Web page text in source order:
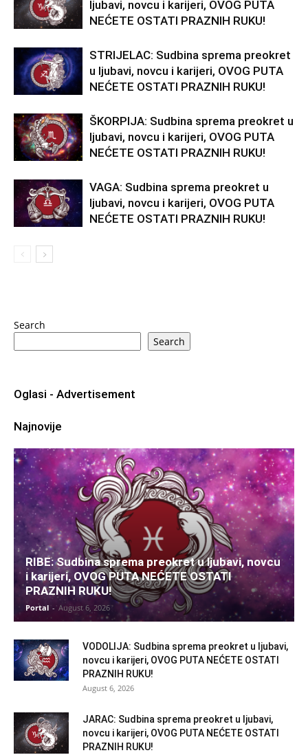
ljubavi, novcu i karijeri, OVOG PUTA
NEĆETE OSTATI PRAZNIH RUKU!
STRIJELAC: Sudbina sprema preokret
u ljubavi, novcu i karijeri, OVOG PUTA
NEĆETE OSTATI PRAZNIH RUKU!
ŠKORPIJA: Sudbina sprema preokret u
ljubavi, novcu i karijeri, OVOG PUTA
NEĆETE OSTATI PRAZNIH RUKU!
VAGA: Sudbina sprema preokret u
ljubavi, novcu i karijeri, OVOG PUTA
NEĆETE OSTATI PRAZNIH RUKU!
Search
Search
Oglasi - Advertisement
Najnovije
RIBE: Sudbina sprema preokret u ljubavi, novcu
i karijeri, OVOG PUTA NEĆETE OSTATI
PRAZNIH RUKU!
Portal - August 6, 2026
VODOLIJA: Sudbina sprema preokret u ljubavi,
novcu i karijeri, OVOG PUTA NEĆETE OSTATI
PRAZNIH RUKU!
August 6, 2026
JARAC: Sudbina sprema preokret u ljubavi,
novcu i karijeri, OVOG PUTA NEĆETE OSTATI
PRAZNIH RUKU!